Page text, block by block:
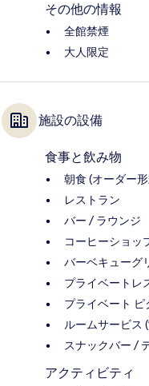
その他の情報
全館禁煙
大人限定
施設の設備
食事と飲み物
朝食 (オーダー
レストラン
バー / ラウンジ
コーヒーショッ
バーベキューグ
プライベートレ
プライベート ピ
ルームサービス
スナックバー /
アクティビティ